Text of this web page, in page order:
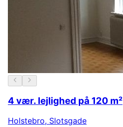
4 vær. lejlighed på 120 m²
Holstebro, Slotsgade